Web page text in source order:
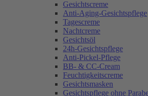
Gesichtscreme
Anti-Aging-Gesichtspflege
Tagescreme
Nachtcreme
Gesichtsöl
24h-Gesichtspflege
Anti-Pickel-Pflege
BB- & CC-Cream
Feuchtigkeitscreme
Gesichtsmasken
Gesichtspflege ohne